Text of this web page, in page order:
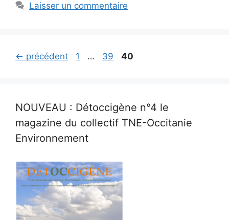
Laisser un commentaire
← précédent Page
1 … Page
39 Page
40
NOUVEAU : Détoccigène n°4 le
magazine du collectif TNE-Occitanie
Environnement